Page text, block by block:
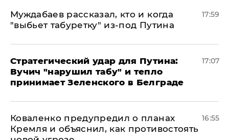
Муждабаев рассказал, кто и когда
"выбьет табуретку" из-под Путина
17:59
Стратегический удар для Путина:
Вучич "нарушил табу" и тепло
принимает Зеленского в Белграде
17:07
Коваленко предупредил о планах
Кремля и объяснил, как противостоять
16:55